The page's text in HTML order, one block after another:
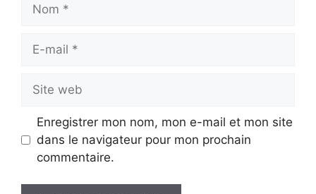
mail
web
Enregistrer mon nom, mon e-mail et mon site
dans le navigateur pour mon prochain
commentaire.